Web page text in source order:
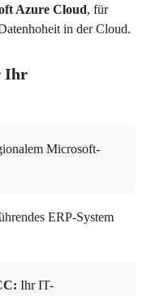
Azure Cloud, für
in der Cloud.
Ihr
Microsoft-
ERP-System
Ihr IT-